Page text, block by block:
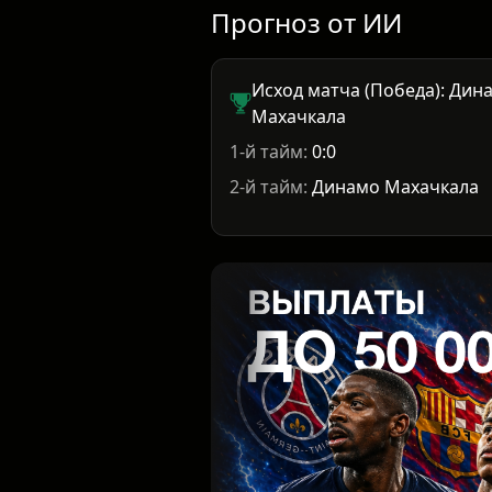
Прогноз от ИИ
Исход матча (Победа):
Махачкала
1-й тайм: 0:0
2-й тайм: Динамо Махачкала